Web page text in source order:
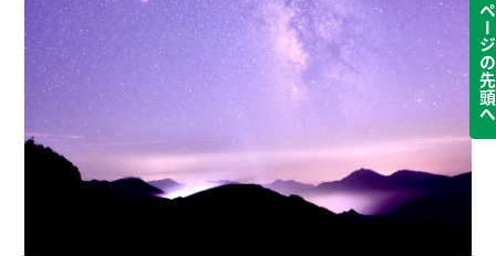
ページの先頭へ